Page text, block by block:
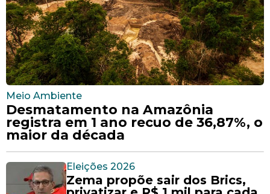
Meio Ambiente
Desmatamento na Amazônia
registra em 1 ano recuo de 36,87%, o
maior da década
Eleições 2026
Zema propõe sair dos Brics,